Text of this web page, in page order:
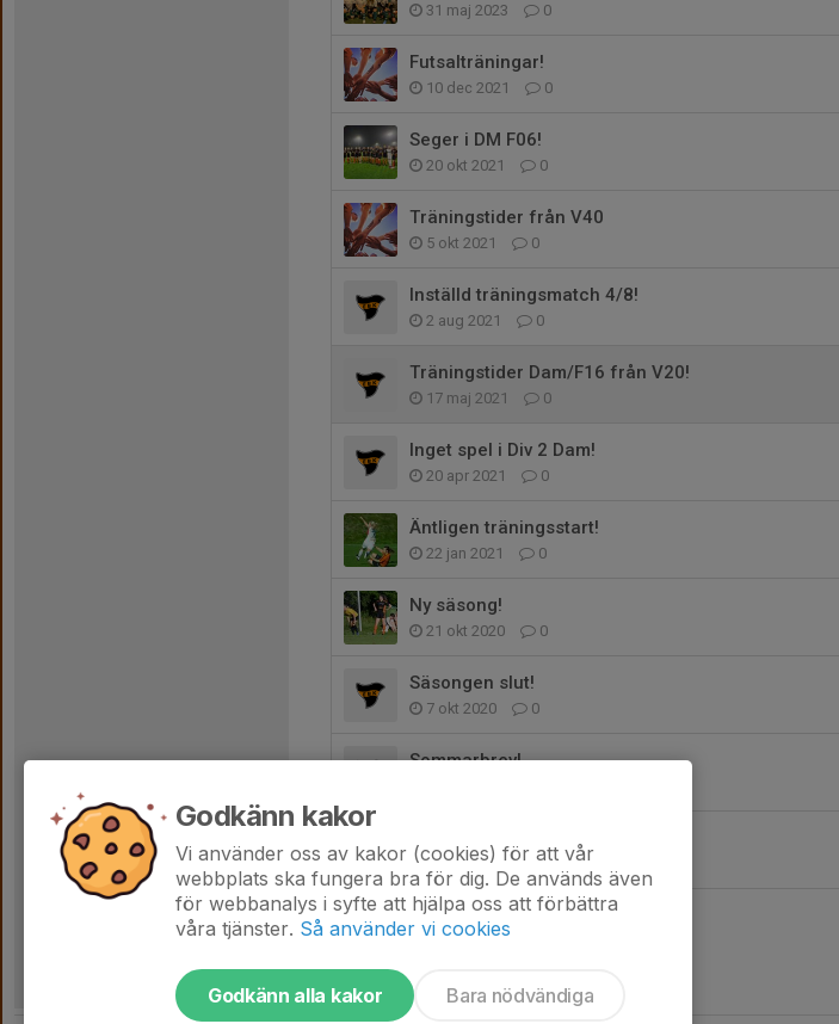
31 maj 2023 0
Futsalträningar!
10 dec 2021 0
Seger i DM F06!
20 okt 2021 0
Träningstider från V40
5 okt 2021 0
Inställd träningsmatch 4/8!
2 aug 2021 0
Träningstider Dam/F16 från V20!
17 maj 2021 0
Inget spel i Div 2 Dam!
20 apr 2021 0
Äntligen träningsstart!
22 jan 2021 0
Ny säsong!
21 okt 2020 0
Säsongen slut!
7 okt 2020 0
Sommarbrev!
30 apr 2020 0
Godkänn kakor
Vi använder oss av kakor (cookies) för att vår
webbplats ska fungera bra för dig. De används även
för webbanalys i syfte att hjälpa oss att förbättra
våra tjänster. Så använder vi cookies
Godkänn alla kakor Bara nödvändiga